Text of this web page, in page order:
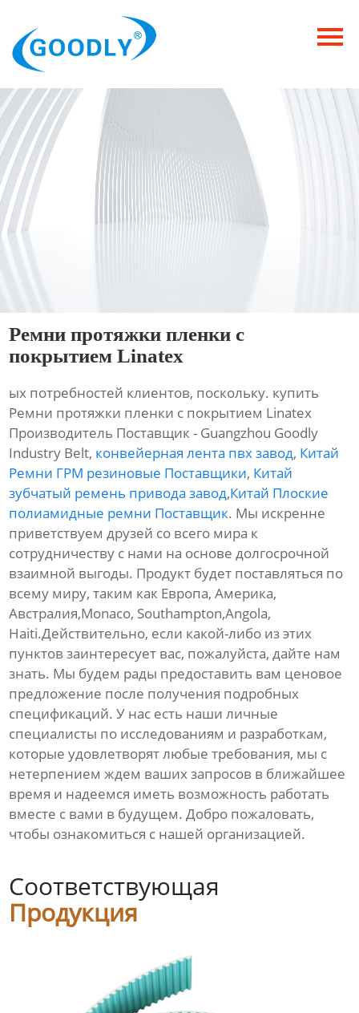
Продукция
ОТРАСЛИ
Категория
Новости
Контакты
Ремни протяжки пленки с
покрытием Linatex
ых потребностей клиентов, поскольку. купить
Ремни протяжки пленки с покрытием Linatex
Производитель Поставщик - Guangzhou Goodly
Industry Belt, конвейерная лента пвх завод, Китай
Ремни ГРМ резиновые Поставщики, Китай
зубчатый ремень привода завод,Китай Плоские
полиамидные ремни Поставщик. Мы искренне
приветствуем друзей со всего мира к
сотрудничеству с нами на основе долгосрочной
взаимной выгоды. Продукт будет поставляться по
всему миру, таким как Европа, Америка,
Австралия,Monaco, Southampton,Angola,
Haiti.Действительно, если какой-либо из этих
пунктов заинтересует вас, пожалуйста, дайте нам
знать. Мы будем рады предоставить вам ценовое
предложение после получения подробных
спецификаций. У нас есть наши личные
специалисты по исследованиям и разработкам,
которые удовлетворят любые требования, мы с
нетерпением ждем ваших запросов в ближайшее
время и надеемся иметь возможность работать
вместе с вами в будущем. Добро пожаловать,
чтобы ознакомиться с нашей организацией.
Соответствующая
Продукция